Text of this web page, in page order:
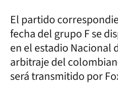
El partido
fecha del grupo F se
en el estadio Nacional
arbitraje del
será transmitido por